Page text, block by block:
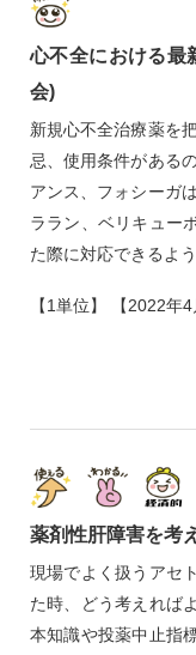
心不全における最
会)
新規心不全治療薬を
忌、使用条件がある
アンス、フォシーガ
ララン、ベリキュー
た際に対応できるよう
【1単位】 【2022年4
薬剤性肝障害を考
現場でよく扱うアセ
た時、どう考えれば
本知識や投薬中止指